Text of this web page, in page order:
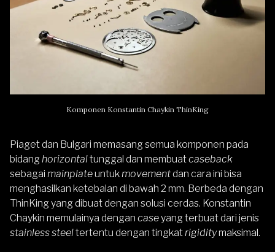
Komponen Konstantin Chaykin ThinKing
Piaget dan Bulgari memasang semua komponen pada
bidang horizontaltunggal dan membuatcaseback
sebagai mainplateuntuk movementdan cara ini bisa
menghasilkan ketebalan di bawah 2 mm. Berbeda dengan
ThinKing yang dibuat dengan solusi cerdas. Konstantin
Chaykin memulainya dengan caseyang terbuat dari jenis
stainless steeltertentu dengan tingkat rigiditymaksimal.